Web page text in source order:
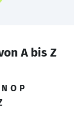
A bis Z
N O P